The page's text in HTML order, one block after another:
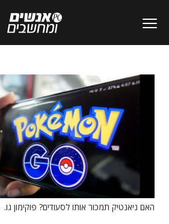
האם ניאנטיק תמכור אותו לסעודים? פוקימון גו.